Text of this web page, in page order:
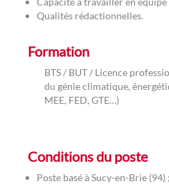
Qualités rédactionnelles.
Formation
BTS / BUT / Licence
du génie climatique,
MEE, FED, GTE…)
Conditions du poste
Poste basé à Sucy-en-Brie (94) ;